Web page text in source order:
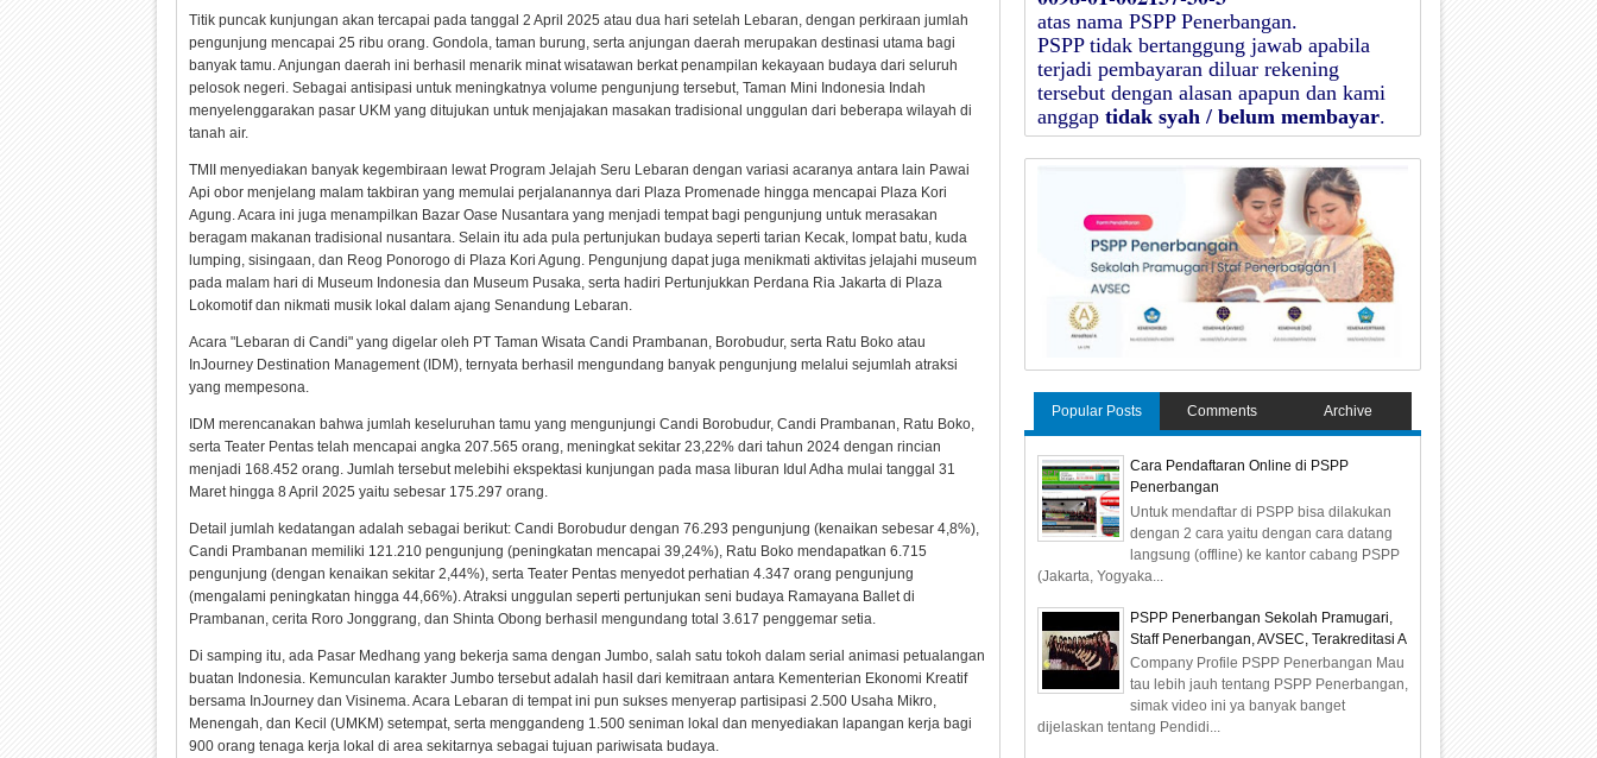
Titik puncak kunjungan akan tercapai pada tanggal 2 April 2025 atau dua hari setelah Lebaran, dengan perkiraan jumlah
pengunjung mencapai 25 ribu orang. Gondola, taman burung, serta anjungan daerah merupakan destinasi utama bagi
banyak tamu. Anjungan daerah ini berhasil menarik minat wisatawan berkat penampilan kekayaan budaya dari seluruh
pelosok negeri. Sebagai antisipasi untuk meningkatnya volume pengunjung tersebut, Taman Mini Indonesia Indah
menyelenggarakan pasar UKM yang ditujukan untuk menjajakan masakan tradisional unggulan dari beberapa wilayah di
tanah air.
TMII menyediakan banyak kegembiraan lewat Program Jelajah Seru Lebaran dengan variasi acaranya antara lain Pawai
Api obor menjelang malam takbiran yang memulai perjalanannya dari Plaza Promenade hingga mencapai Plaza Kori
Agung. Acara ini juga menampilkan Bazar Oase Nusantara yang menjadi tempat bagi pengunjung untuk merasakan
beragam makanan tradisional nusantara. Selain itu ada pula pertunjukan budaya seperti tarian Kecak, lompat batu, kuda
lumping, sisingaan, dan Reog Ponorogo di Plaza Kori Agung. Pengunjung dapat juga menikmati aktivitas jelajahi museum
pada malam hari di Museum Indonesia dan Museum Pusaka, serta hadiri Pertunjukkan Perdana Ria Jakarta di Plaza
Lokomotif dan nikmati musik lokal dalam ajang Senandung Lebaran.
Acara "Lebaran di Candi" yang digelar oleh PT Taman Wisata Candi Prambanan, Borobudur, serta Ratu Boko atau
InJourney Destination Management (IDM), ternyata berhasil mengundang banyak pengunjung melalui sejumlah atraksi
yang mempesona.
IDM merencanakan bahwa jumlah keseluruhan tamu yang mengunjungi Candi Borobudur, Candi Prambanan, Ratu Boko,
serta Teater Pentas telah mencapai angka 207.565 orang, meningkat sekitar 23,22% dari tahun 2024 dengan rincian
menjadi 168.452 orang. Jumlah tersebut melebihi ekspektasi kunjungan pada masa liburan Idul Adha mulai tanggal 31
Maret hingga 8 April 2025 yaitu sebesar 175.297 orang.
Detail jumlah kedatangan adalah sebagai berikut: Candi Borobudur dengan 76.293 pengunjung (kenaikan sebesar 4,8%),
Candi Prambanan memiliki 121.210 pengunjung (peningkatan mencapai 39,24%), Ratu Boko mendapatkan 6.715
pengunjung (dengan kenaikan sekitar 2,44%), serta Teater Pentas menyedot perhatian 4.347 orang pengunjung
(mengalami peningkatan hingga 44,66%). Atraksi unggulan seperti pertunjukan seni budaya Ramayana Ballet di
Prambanan, cerita Roro Jonggrang, dan Shinta Obong berhasil mengundang total 3.617 penggemar setia.
Di samping itu, ada Pasar Medhang yang bekerja sama dengan Jumbo, salah satu tokoh dalam serial animasi petualangan
buatan Indonesia. Kemunculan karakter Jumbo tersebut adalah hasil dari kemitraan antara Kementerian Ekonomi Kreatif
bersama InJourney dan Visinema. Acara Lebaran di tempat ini pun sukses menyerap partisipasi 2.500 Usaha Mikro,
Menengah, dan Kecil (UMKM) setempat, serta menggandeng 1.500 seniman lokal dan menyediakan lapangan kerja bagi
900 orang tenaga kerja lokal di area sekitarnya sebagai tujuan pariwisata budaya.
atas nama PSPP Penerbangan.
PSPPtidak bertanggung jawab apabila
terjadi pembayaran diluar rekening
tersebut dengan alasan apapun dan kami
anggap tidak syah / belum membayar.
Popular Posts Comments Archive
Cara Pendaftaran Online di PSPP
Penerbangan
Untuk mendaftar di PSPP bisa dilakukan
dengan 2 cara yaitu dengan cara datang
langsung (offline) ke kantor cabang PSPP
(Jakarta, Yogyaka...
PSPP Penerbangan Sekolah Pramugari,
Staff Penerbangan, AVSEC, Terakreditasi A
Company Profile PSPP Penerbangan Mau
tau lebih jauh tentang PSPP Penerbangan,
simak video ini ya banyak banget
dijelaskan tentang Pendidi...